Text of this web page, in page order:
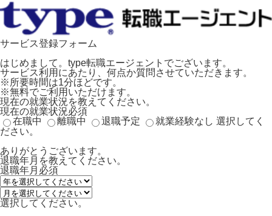
サービス登録フォーム
はじめまして。type転職エージェントでございます。
サービス利用にあたり、何点か質問させていただきます。
※所要時間は1分ほどです。
※無料でご利用いただけます。
現在の就業状況を教えてください。
現在の就業状況必須
在職中
離職中 退職予定 就業経験なし 選択してく
ださい。
ありがとうございます。
退職年月を教えてください。
退職年月 必須
選択してください。